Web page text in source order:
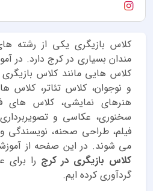
کلاس بازیگری یکی از رشته
مندان بسیاری در کرج دارد. در
کلاس هایی مانند کلاس
و نوجوان، کلاس تئاتر، کلاس
هنرهای نمایشی، کلاس های
سخنوری، عکاسی و
فیلم، طراحی صحنه، نویسندگی و
می شوند. در این صفحه از
کلاس بازیگری در کرج را برای
گردآوری کرده ایم.